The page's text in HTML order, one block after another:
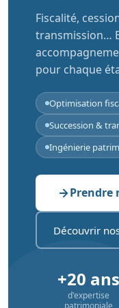
Fiscalité,
transmission…
pour chaque
Optimisation
Succession &
Ingénierie
Prendre
Découvrir
+20 ans
d'expertise
patrimoniale